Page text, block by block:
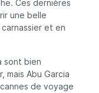
Ces dernières
une belle
et en
sont bien
mais Abu Garcia
de voyage